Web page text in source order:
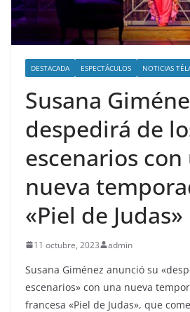
DESTACADA ESPECTÁCULOS NOTICIAS
Susana
despedirá de
escenarios con
nueva
«Piel de Judas»
11 octubre, 2023 admin
Susana Giménez anunció su
escenarios» con una nueva
francesa «Piel de Judas», que